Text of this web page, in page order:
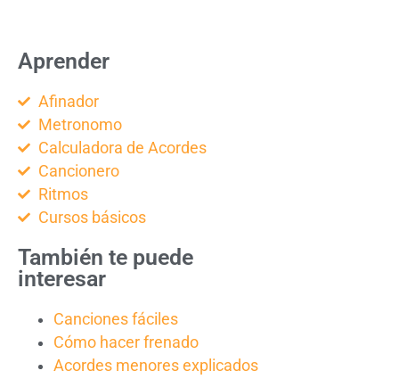
Aprender
Afinador
Metronomo
Calculadora de Acordes
Cancionero
Ritmos
Cursos básicos
También te puede
interesar
Canciones fáciles
Cómo hacer frenado
Acordes menores explicados